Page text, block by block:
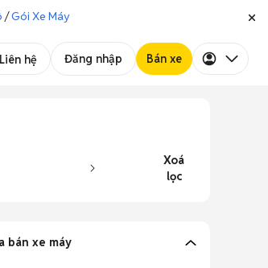
/Gói Xe Máy
Liên hệ Đăng nhập Bán xe
Xoá
lọc
bán xe máy